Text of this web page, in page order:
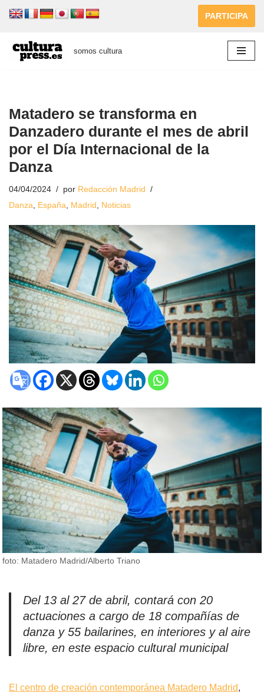
al
contenido
PARTICIPA
somos cultura
Matadero se transforma en
Danzadero durante el mes de abril
por el Día Internacional de la
Danza
04/04/2024 por Redacción Madrid
Danza
España Madrid Noticias
foto: Matadero Madrid/Alberto Triano
Del 13 al 27 de abril, contará con 20
actuaciones a cargo de 18 compañías de
danza y 55 bailarines, en interiores y al aire
libre, en este espacio cultural municipal
El centro de creación contemporánea Matadero Madrid,